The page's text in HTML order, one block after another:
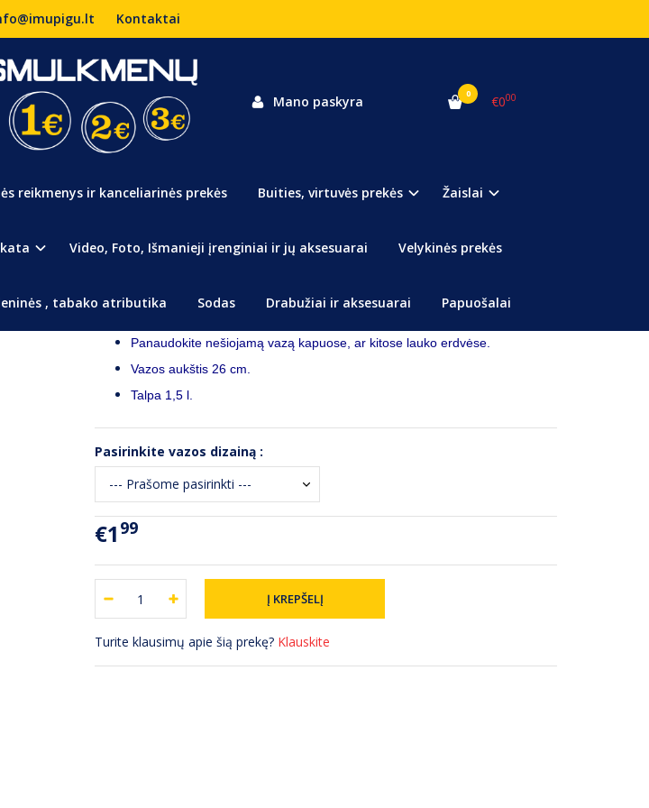
Kontaktai
Mano paskyra 0 €000
reikmenys ir kanceliarinės prekės Buities, virtuvės prekės Žaislai
Video, Foto, Išmanieji įrenginiai ir jų aksesuarai Velykinės prekės
, tabako atributika Sodas Drabužiai ir aksesuarai Papuošalai
Prekės kodas:
Panaudokite nešiojamą vazą kapuose, ar kitose lauko erdvėse.
Vazos aukštis 26 cm.
Talpa 1,5 l.
Pasirinkite vazos dizainą :
€1 99
Turite klausimų apie šią prekę? Klauskite